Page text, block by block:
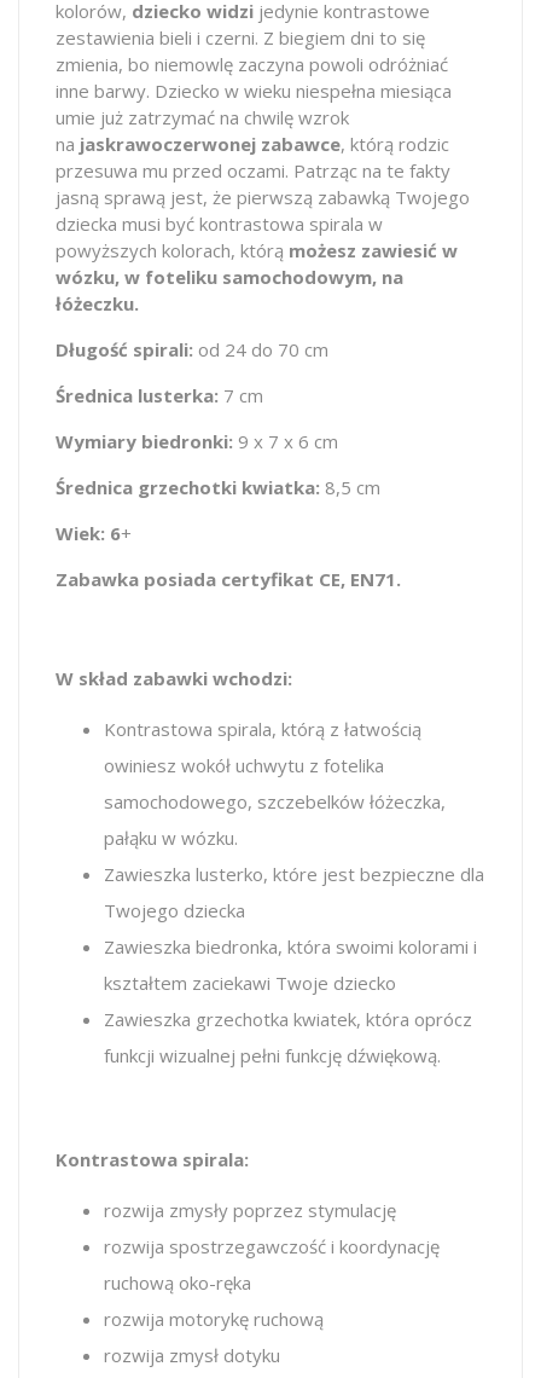
kolorów, dziecko widzi jedynie kontrastowe
zestawienia bieli i czerni. Z biegiem dni to się
zmienia, bo niemowlę zaczyna powoli odróżniać
inne barwy. Dziecko w wieku niespełna miesiąca
umie już zatrzymać na chwilę wzrok
na jaskrawoczerwonej zabawce, którą rodzic
przesuwa mu przed oczami. Patrząc na te fakty
jasną sprawą jest, że pierwszą zabawką Twojego
dziecka musi być kontrastowa spirala w
powyższych kolorach, którą możesz zawiesić w
wózku, w foteliku samochodowym, na
łóżeczku.
Długość spirali: od 24 do 70 cm
Średnica lusterka: 7 cm
Wymiary biedronki: 9 x 7 x 6 cm
Średnica grzechotki kwiatka: 8,5 cm
Wiek: 6+
Zabawka posiada certyfikat CE, EN71.
W skład zabawki wchodzi:
Kontrastowa spirala, którą z łatwością
owiniesz wokół uchwytu z fotelika
samochodowego, szczebelków łóżeczka,
pałąku w wózku.
Zawieszka lusterko, które jest bezpieczne dla
Twojego dziecka
Zawieszka biedronka, która swoimi kolorami i
kształtem zaciekawi Twoje dziecko
Zawieszka grzechotka kwiatek, która oprócz
funkcji wizualnej pełni funkcję dźwiękową.
Kontrastowa spirala:
rozwija zmysły poprzez stymulację
rozwija spostrzegawczość i koordynację
ruchową oko-ręka
rozwija motorykę ruchową
rozwija zmysł dotyku